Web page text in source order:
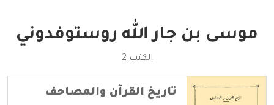
موسى بن جار الله روستوفدوني
الكتب 2
تاريخ القرآن والمصاحف